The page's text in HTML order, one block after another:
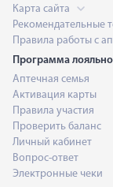
Карта сайта
Рекомендательные
Правила работы с
Программа
Аптечная семья
Активация карты
Правила участия
Проверить баланс
Личный кабинет
Вопрос-ответ
Электронные чеки